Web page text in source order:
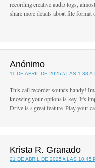
recording creative audio logs,
share more details about file
Anónimo
11 DE ABRIL DE 2025 A LAS 1:38
This call recorder sounds handy!
knowing your options is key. It's
Drive is a great feature. Play your
Krista R. Granado
21 DE ABRIL DE 2025 A LAS 10:45